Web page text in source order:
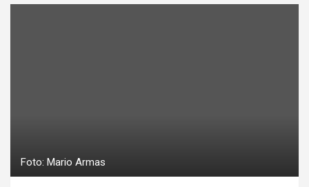
Foto: Mario Armas